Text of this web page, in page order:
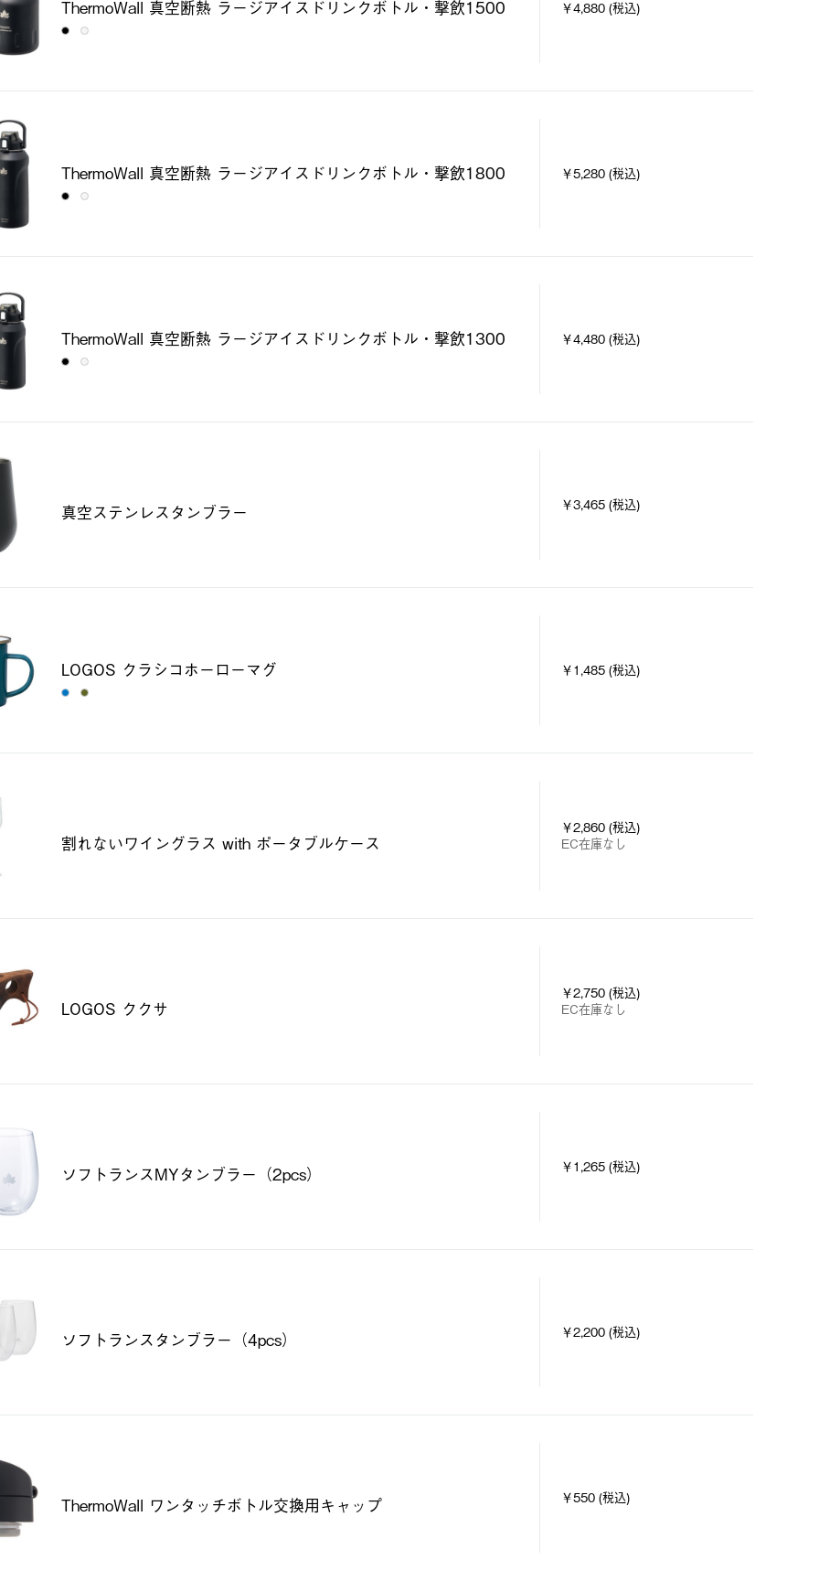
ThermoWall 真空断熱 ラージアイスドリンクボトル・撃飲1500 ￥4,880 (税込)
ThermoWall 真空断熱 ラージアイスドリンクボトル・撃飲1800 ￥5,280 (税込)
ThermoWall 真空断熱 ラージアイスドリンクボトル・撃飲1300 ￥4,480 (税込)
真空ステンレスタンブラー ￥3,465 (税込)
LOGOS クラシコホーローマグ ￥1,485 (税込)
割れないワイングラス with ポータブルケース
￥2,860 (税込)
EC在庫なし
LOGOS ククサ
￥2,750 (税込)
EC在庫なし
ソフトランスMYタンブラー（2pcs） ￥1,265 (税込)
ソフトランスタンブラー（4pcs） ￥2,200 (税込)
ThermoWall ワンタッチボトル交換用キャップ ￥550 (税込)